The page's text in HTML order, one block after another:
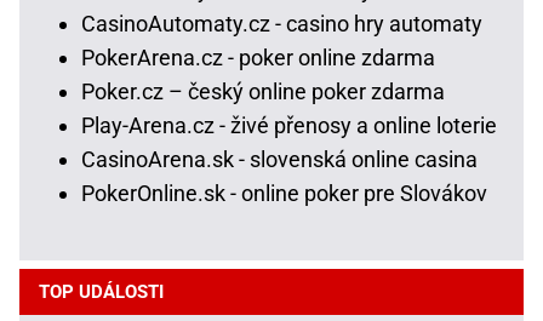
CasinoAutomaty.cz - casino hry automaty
PokerArena.cz - poker online zdarma
Poker.cz – český online poker zdarma
Play-Arena.cz - živé přenosy a online loterie
CasinoArena.sk - slovenská online casina
PokerOnline.sk - online poker pre Slovákov
TOP UDÁLOSTI